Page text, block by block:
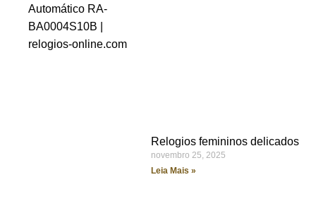
Relogios femininos delicados
novembro 25, 2025
Leia Mais »